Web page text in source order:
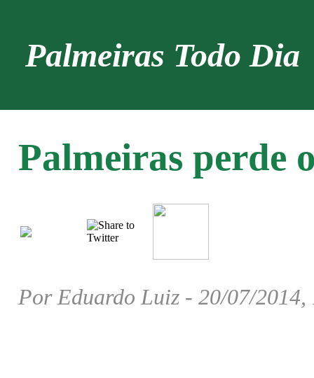
Palmeiras Todo Dia
Palmeiras perde
Por Eduardo Luiz - 20/07/2014,